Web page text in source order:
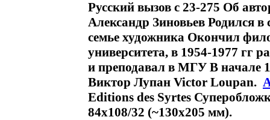
Русский вызов c 23-275 Об
Александр Зиновьев Родился
семье художника Окончил
университета, в 1954-1977 гг
и преподавал в МГУ В начале
Виктор Лупан Victor Loupan.
Editions des Syrtes
84x108/32 (~130х205 мм).